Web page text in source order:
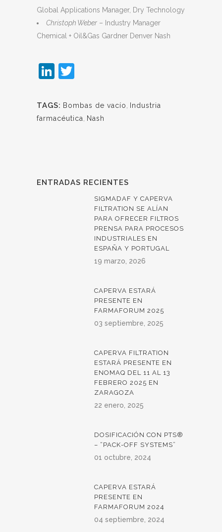
Global Applications Manager, Dry Technology
Christoph Weber – Industry Manager
Chemical + Oil&Gas Gardner Denver Nash
LinkedIn
TAGS: Bombas de vacío
Industria
farmacéutica
Nash
ENTRADAS RECIENTES
SIGMADAF Y CAPERVA
FILTRATION SE ALÍAN
PARA OFRECER FILTROS
PRENSA PARA PROCESOS
INDUSTRIALES EN
ESPAÑA Y PORTUGAL
19 marzo, 2026
CAPERVA ESTARÁ
PRESENTE EN
FARMAFORUM 2025
03 septiembre, 2025
CAPERVA FILTRATION
ESTARÁ PRESENTE EN
ENOMAQ DEL 11 AL 13
FEBRERO 2025 EN
ZARAGOZA
22 enero, 2025
DOSIFICACIÓN CON PTS®
– “PACK-OFF SYSTEMS”
01 octubre, 2024
CAPERVA ESTARÁ
PRESENTE EN
FARMAFORUM 2024
04 septiembre, 2024